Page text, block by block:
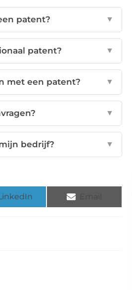
patent? ▼
patent? ▼
met een patent? ▼
▼
bedrijf? ▼